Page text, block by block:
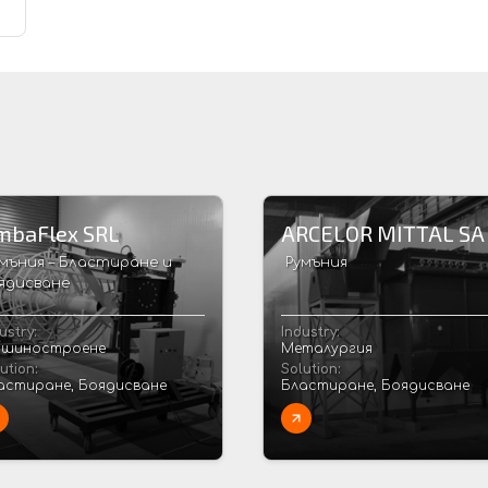
SRL
– Бластиране и
Боядисване
ARCELOR MITTAL SA
Румъния
Industry:
Металургия
Solution:
Бластиране, Боядисване